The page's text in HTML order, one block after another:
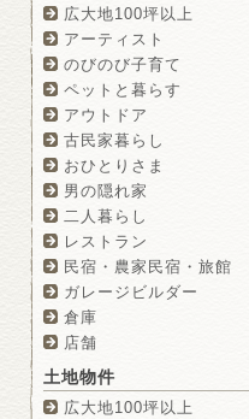
広大地100坪以上
アーティスト
のびのび子育て
ペットと暮らす
アウトドア
古民家暮らし
おひとりさま
男の隠れ家
二人暮らし
レストラン
民宿・農家民宿・旅館
ガレージビルダー
倉庫
店舗
土地物件
広大地100坪以上